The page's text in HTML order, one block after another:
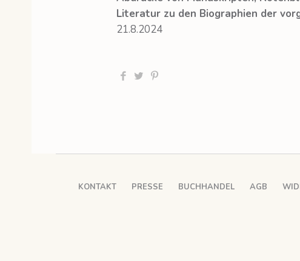
Literatur zu den Biographien der
21.8.2024
KONTAKT PRESSE BUCHHANDEL AGB